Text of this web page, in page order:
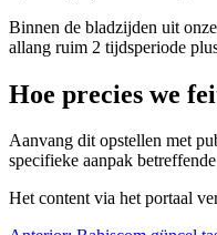
Binnen de bladzijden uit
allang ruim 2 tijdsperiode
Hoe precies we
Aanvang dit opstellen met
specifieke aanpak
Het content via het portaal